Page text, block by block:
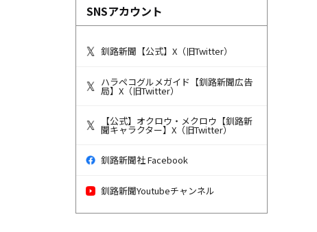
SNSアカウント
釧路新聞【公式】X（旧Twitter）
ハラペコグルメガイド【釧路新聞広告
局】X（旧Twitter）
【公式】オクロウ・メクロウ【釧路新
聞キャラクター】X（旧Twitter）
釧路新聞社 Facebook
釧路新聞Youtubeチャンネル